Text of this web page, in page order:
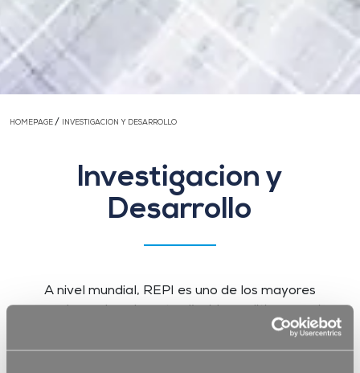
HOMEPAGE / INVESTIGACION Y DESARROLLO
Investigacion y
Desarrollo
A nivel mundial, REPI es uno de los mayores
de dosificación y análisis, para poliuretano y plásticos.